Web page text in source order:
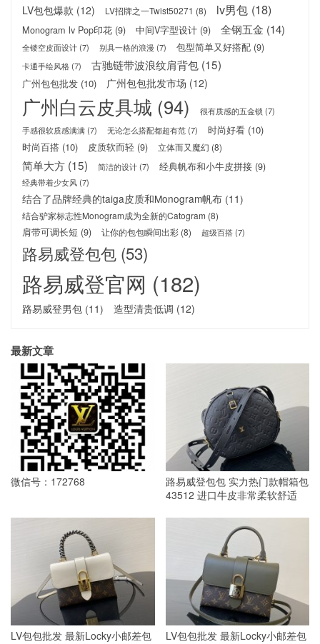
LV包包爆款 (12) LV招牌之一Twist50271 (8) lv男包 (18)
Monogram lv Pop印花 (9) 中间V字型设计 (9) 全钢五金 (14)
全镂空皮面设计(7) 别具一格的浪漫 (7) 包型简单又好搭配 (9)
卡通手绘风格(7) 古驰链带波浪纹肩背包 (15)
广州包包批发 (10) 广州包包批发市场 (12)
广州白云皮具城 (94) 很有质感的五金锁 (7)
手感很软质感满满(7) 无论怎么搭配都超有范(7) 时尚好看 (10)
时尚百搭 (10) 皮质软而轻 (9) 立体而又魔幻 (8)
简单大方 (15) 简洁的设计(7) 经典帆布和小牛皮拼接 (9)
经典带着少女风(7)
结合了品牌经典的taiga皮质和Monogram帆布 (11)
结合驴家标志性Monogram成为全新的Catogram (8)
肩带可调长短 (9) 让你的包包瞬间出彩 (8) 超级百搭(7)
路易威登包包 (53)
路易威登官网 (182)
路易威登男包 (11) 造型清贵低调 (12)
最新文章
微信号：172768
路易威登包包 实力热门款帽箱包
43512 进口牛皮非常柔软舒适
LV包包批发 最新Locky小邮差包
LV包包批发 最新Locky小邮差包